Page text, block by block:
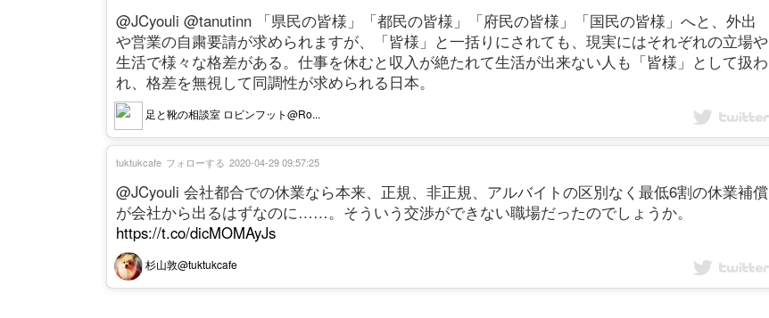
@JCyouli @tanutinn 「県民の皆様」「都民の皆様」「府民の皆様」「国民の皆様」へと、外出
や営業の自粛要請が求められますが、「皆様」と一括りにされても、現実にはそれぞれの立場や
生活で様々な格差がある。仕事を休むと収入が絶たれて生活が出来ない人も「皆様」として扱わ
れ、格差を無視して同調性が求められる日本。
足と靴の相談室 ロビンフット@Ro...
@JCyouli 会社都合での休業なら本来、正規、非正規、アルバイトの区別なく最低6割の休業補償
が会社から出るはずなのに……。そういう交渉ができない職場だったのでしょうか。
https://t.co/dicMOMAyJs
杉山敦@tuktukcafe
tuktukcafe フォローする 2020-04-29 09:57:25